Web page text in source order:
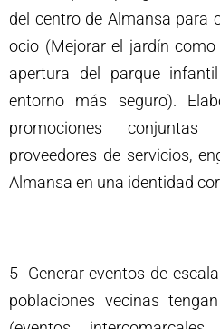
del centro de Almansa para
ocio (Mejorar el jardín
apertura del parque
entorno más seguro).
promociones
proveedores de servicios,
Almansa en una identidad
5- Generar eventos de
poblaciones vecinas